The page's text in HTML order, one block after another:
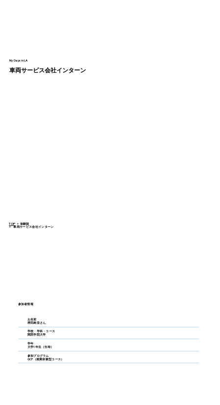
My Days in LA
車両サービス会社インターン
TOP > 体験談
> 車両サービス会社インターン
参加者情報
お名前
稗田絢音さん
学校・学科・コース
関西学院大学
学年
大学1年生（当時）
参加プログラム
GCP（就業体験型コース）